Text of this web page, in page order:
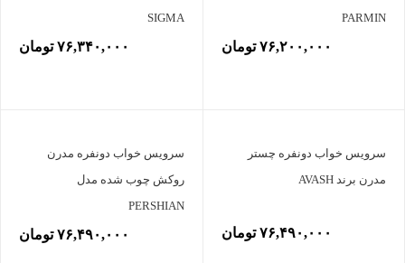
PARMIN
۷۶,۲۰۰,۰۰۰ تومان
SIGMA
۷۶,۳۴۰,۰۰۰ تومان
سرویس خواب دونفره چستر
مدرن برند AVASH
۷۶,۴۹۰,۰۰۰ تومان
سرویس خواب دونفره مدرن
روکش چوب شده مدل
PERSHIAN
۷۶,۴۹۰,۰۰۰ تومان